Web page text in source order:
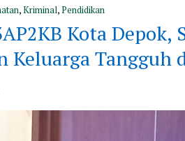
,Kriminal,Pendidikan
Kota
Keluarga Tangguh